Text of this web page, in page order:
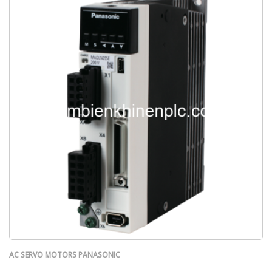
AC SERVO MOTORS PANASONIC